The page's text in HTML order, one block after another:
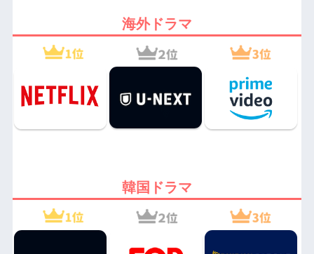
海外ドラマ
韓国ドラマ